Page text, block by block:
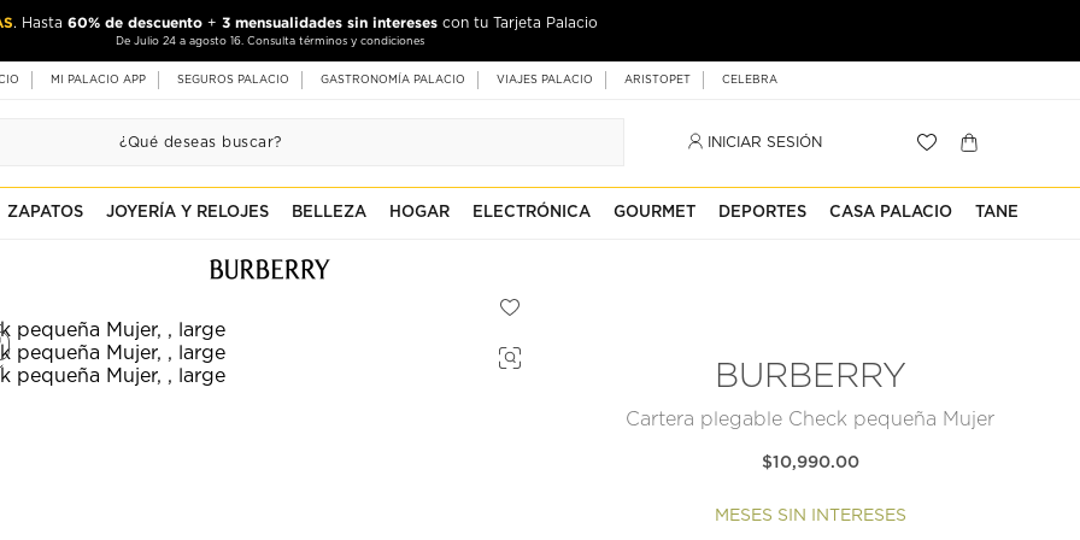
. Hasta 60% de descuento + 3 mensualidades sin intereses con tu Tarjeta Palacio
De Julio 24 a agosto 16. Consulta términos y condiciones
MI PALACIO APP SEGUROS PALACIO GASTRONOMÍA PALACIO VIAJES PALACIO ARISTOPET CELEBRA
INICIAR SESIÓN
ZAPATOS JOYERÍA Y RELOJES BELLEZA HOGAR ELECTRÓNICA GOURMET DEPORTES CASA PALACIO TANE
BURBERRY
Cartera plegable Check pequeña Mujer
$10,990.00
MESES SIN INTERESES